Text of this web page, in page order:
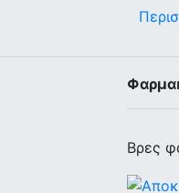
Βρες